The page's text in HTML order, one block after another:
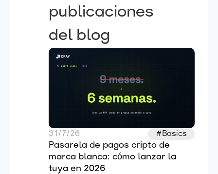
publicaciones
del blog
31/7/26 #Basics
Pasarela de pagos cripto de
marca blanca: cómo lanzar la
tuya en 2026